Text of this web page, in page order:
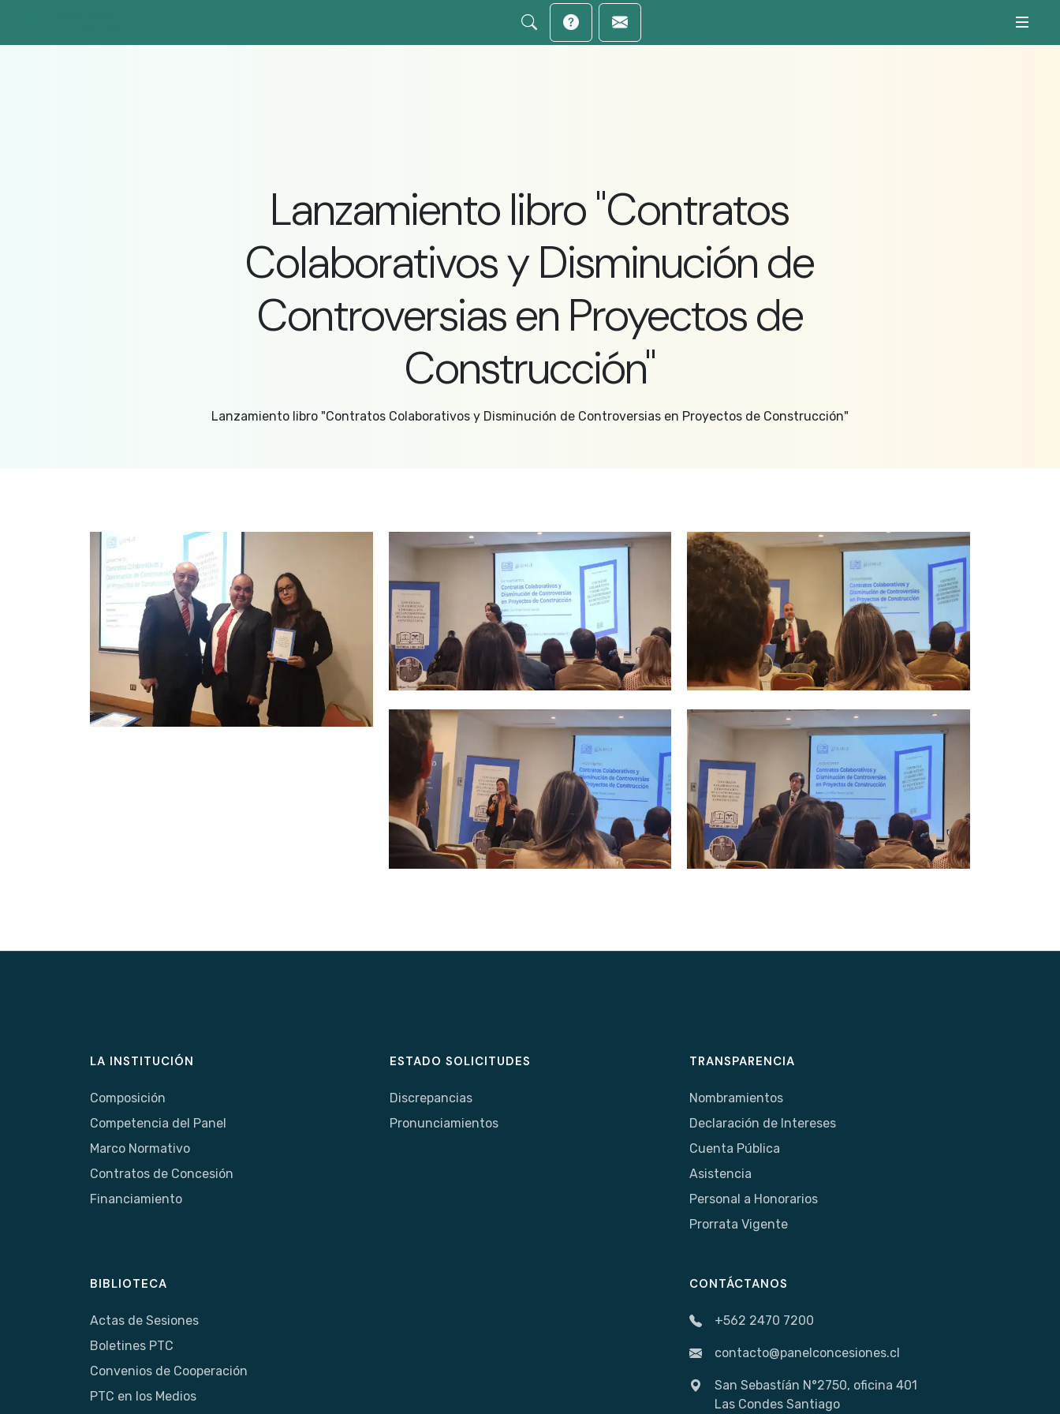
Lanzamiento libro "Contratos
Colaborativos y Disminución de
Controversias en Proyectos de
Construcción"
Lanzamiento libro "Contratos Colaborativos y Disminución de Controversias en Proyectos de Construcción"
LA INSTITUCIÓN
Composición
Competencia del Panel
Marco Normativo
Contratos de Concesión
Financiamiento
ESTADO SOLICITUDES
Discrepancias
Pronunciamientos
TRANSPARENCIA
Nombramientos
Declaración de Intereses
Cuenta Pública
Asistencia
Personal a Honorarios
Prorrata Vigente
BIBLIOTECA
Actas de Sesiones
Boletines PTC
Convenios de Cooperación
PTC en los Medios
CONTÁCTANOS
+562 2470 7200
contacto@panelconcesiones.cl
San Sebastíán N°2750, oficina 401
Las Condes Santiago